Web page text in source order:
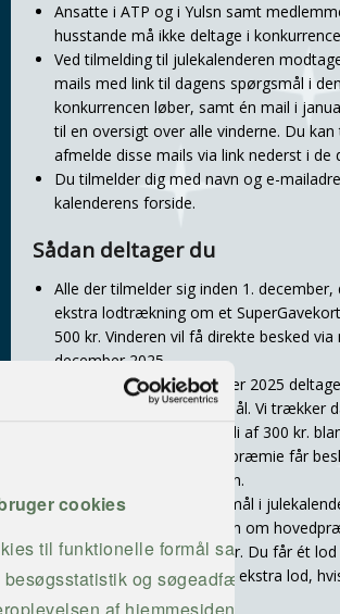
cookies
til funktionelle formål samt
og søgeadfærd, så
Ansatte i ATP og i Yulsn samt
husstande må ikke deltage i
Ved tilmelding til julekalenderen
mails med link til dagens spørgsmål i
konkurrencen løber, samt én mail i
til en oversigt over alle vinderne. Du kan
afmelde disse mails via link nederst i de
Du tilmelder dig med navn og e-
kalenderens forside.
Sådan deltager du
Alle der tilmelder sig inden 1. december,
ekstra lodtrækning om et
500 kr. Vinderen vil få direkte besked via
december 2025.
Mellem 1. og 24. december 2025
svare på dagens spørgsmål. Vi trækker
SuperGavekort til en værdi af 300 kr.
svar. Vinderen af dagens præmie får
muligt efter lodtrækningen.
Alle, der besvarer spørgsmål i
automatisk i konkurrencen om
SuperGavekort på 3.000 kr. Du får ét
besvaret spørgsmål og et ekstra lod,
rigtigt